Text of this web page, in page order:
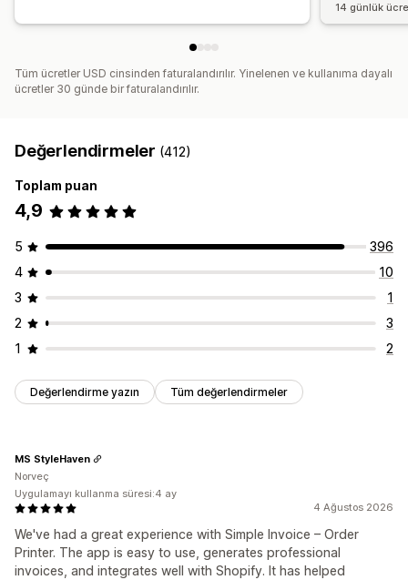
14 günlük
Tüm ücretler USD cinsinden faturalandırılır. Yinelenen ve kullanıma dayalı
ücretler 30 günde bir faturalandırılır.
Değerlendirmeler (412)
Toplam puan
4,9
5
396
4
10
3
1
2
3
1
2
Değerlendirme yazın Tüm değerlendirmeler
4 Ağustos 2026
We've had a great experience with Simple Invoice – Order
Printer. The app is easy to use, generates professional
invoices, and integrates well with Shopify. It has helped
MS StyleHaven
Norveç
Uygulamayı kullanma süresi:4 ay